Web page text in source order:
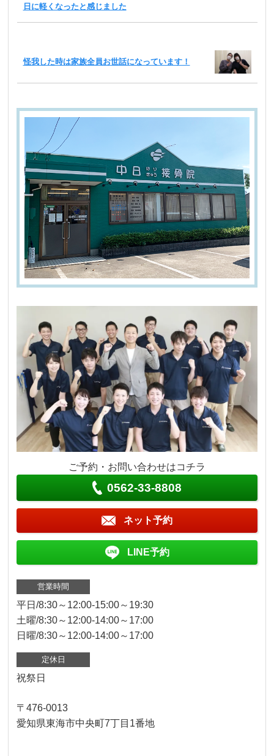
日に軽くなったと感じました
怪我した時は家族全員お世話になっています！
ご予約・お問い合わせはコチラ
0562-33-8808
ネット予約
LINE予約
営業時間
平日/8:30～12:00-15:00～19:30
土曜/8:30～12:00-14:00～17:00
日曜/8:30～12:00-14:00～17:00
定休日
祝祭日
〒476-0013
愛知県東海市中央町7丁目1番地